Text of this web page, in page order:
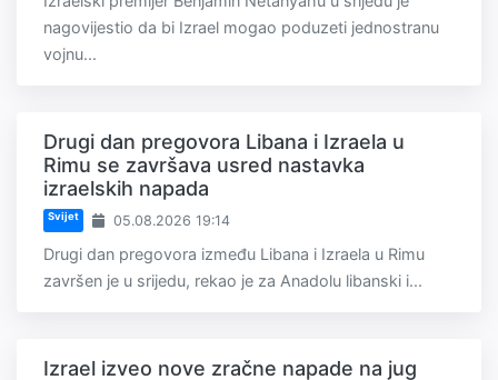
nagovijestio da bi Izrael mogao poduzeti jednostranu
vojnu...
Drugi dan pregovora Libana i Izraela u
Rimu se završava usred nastavka
izraelskih napada
Svijet 05.08.2026 19:14
Drugi dan pregovora između Libana i Izraela u Rimu
završen je u srijedu, rekao je za Anadolu libanski i...
Izrael izveo nove zračne napade na jug